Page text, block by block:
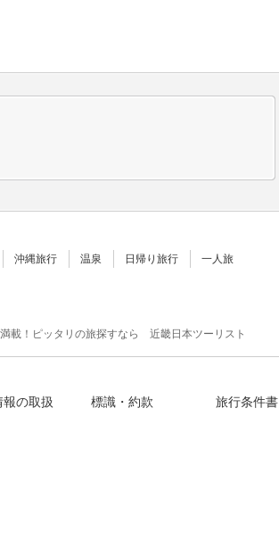
沖縄旅行 温泉 日帰り旅行 一人旅
載！ピッタリの旅探すなら 近畿日本ツーリスト
報の取扱 標識・約款 旅行条件書